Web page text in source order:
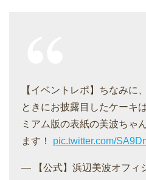
【イベントレポ】ちなみに
ときにお披露目したケーキ
ミアム版の表紙の美波ちゃ
ます！ pic.twitter.com/
— 【公式】浜辺美波オフィ